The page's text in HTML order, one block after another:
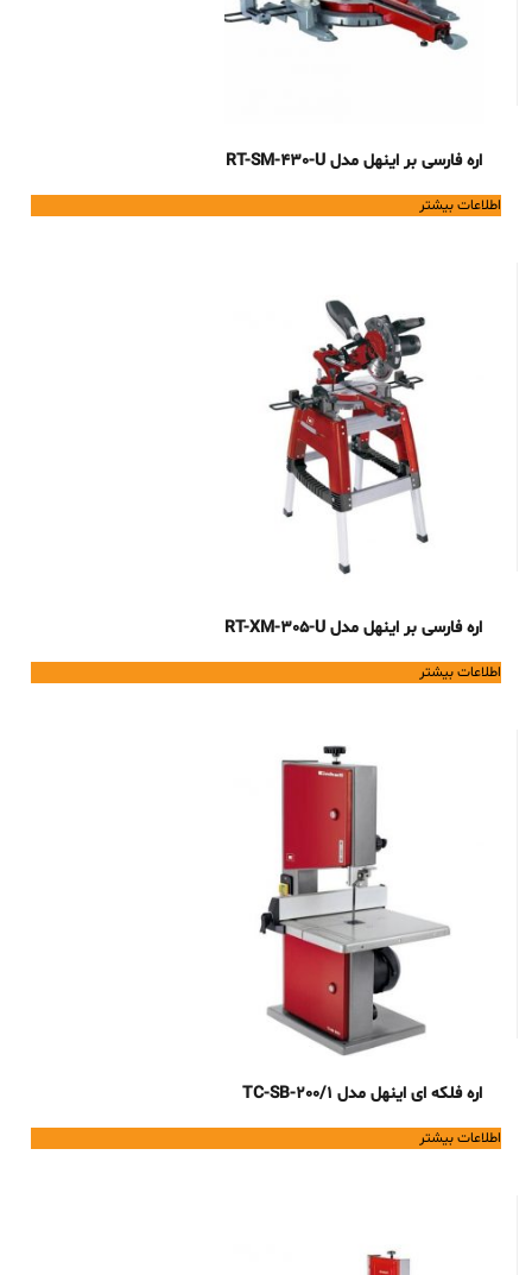
اره فارسی بر اینهل مدل RT-SM-430-U
اطلاعات بیشتر
اره فارسی بر اینهل مدل RT-XM-305-U
اطلاعات بیشتر
اره فلکه ای اینهل مدل TC-SB-200/1
اطلاعات بیشتر